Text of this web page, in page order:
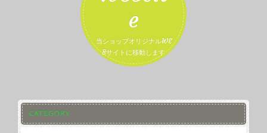
e
当ショップオリジナルWE
Bサイトに移動します
CATEGORY